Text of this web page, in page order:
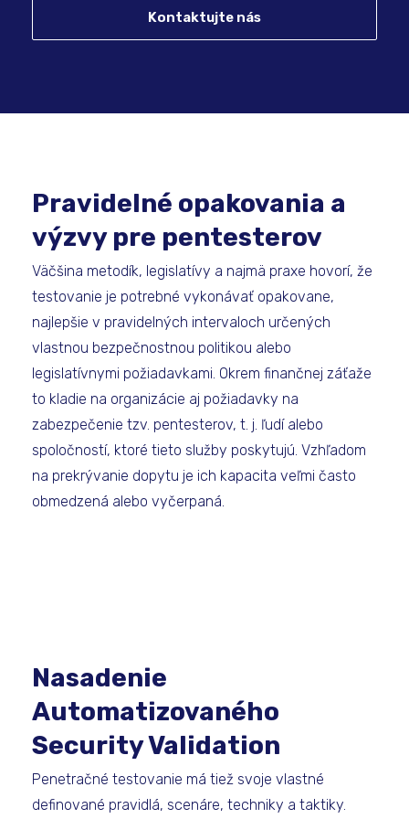
Kontaktujte nás
Pravidelné opakovania a
výzvy pre pentesterov
Väčšina metodík, legislatívy a najmä praxe hovorí, že
testovanie je potrebné vykonávať opakovane,
najlepšie v pravidelných intervaloch určených
vlastnou bezpečnostnou politikou alebo
legislatívnymi požiadavkami. Okrem finančnej záťaže
to kladie na organizácie aj požiadavky na
zabezpečenie tzv. pentesterov, t. j. ľudí alebo
spoločností, ktoré tieto služby poskytujú. Vzhľadom
na prekrývanie dopytu je ich kapacita veľmi často
obmedzená alebo vyčerpaná.
Nasadenie
Automatizovaného
Security Validation
Penetračné testovanie má tiež svoje vlastné
definované pravidlá, scenáre, techniky a taktiky.